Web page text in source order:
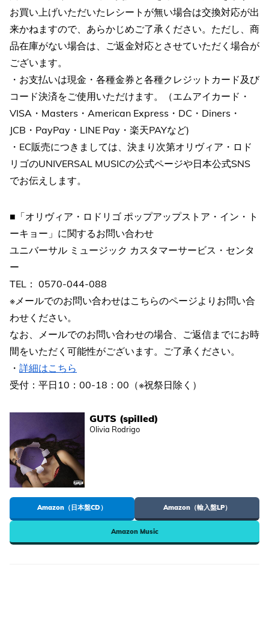
お買い上げいただいたレシートが無い場合は交換対応が出
来かねますので、あらかじめご了承ください。ただし、商
品在庫がない場合は、ご返金対応とさせていただく場合が
ございます。
・お支払いは現金・各種金券と各種クレジットカード及び
コード決済をご使用いただけます。（エムアイカード・
VISA・Masters・American Express・DC・Diners・
JCB・PayPay・LINE Pay・楽天PAYなど)
・EC販売につきましては、決まり次第オリヴィア・ロド
リゴのUNIVERSAL MUSICの公式ページや日本公式SNS
でお伝えします。
■「オリヴィア・ロドリゴ ポップアップストア・イン・ト
ーキョー」に関するお問い合わせ
ユニバーサル ミュージック カスタマーサービス・センタ
ー
TEL： 0570-044-088
※メールでのお問い合わせはこちらのページよりお問い合
わせください。
なお、メールでのお問い合わせの場合、ご返信までにお時
間をいただく可能性がございます。ご了承ください。
・ 詳細はこちら
受付：平日10：00-18：00（※祝祭日除く）
GUTS (spilled)
Olivia Rodrigo
Amazon（日本盤CD） Amazon（輸入盤LP）
Amazon Music